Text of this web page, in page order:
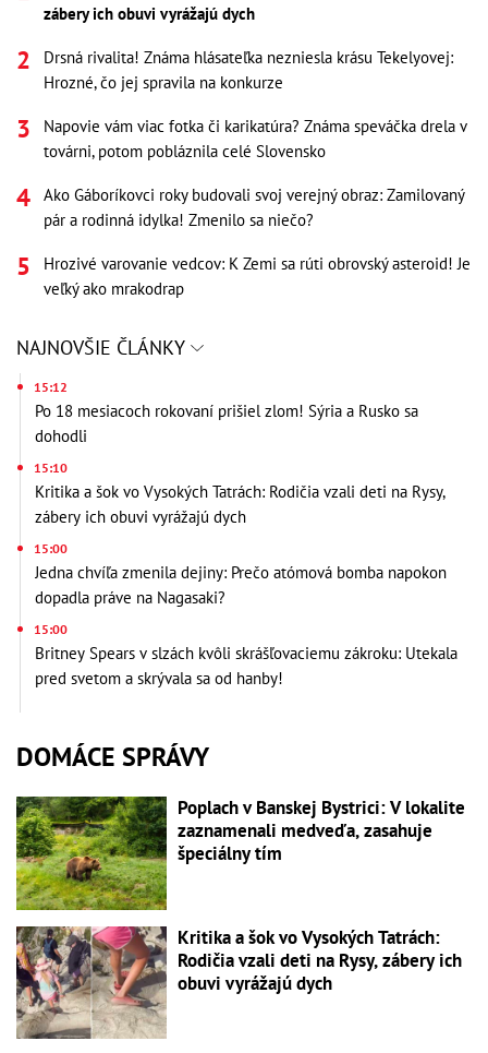
zábery ich obuvi vyrážajú dych
Drsná rivalita! Známa hlásateľka nezniesla krásu Tekelyovej:
Hrozné, čo jej spravila na konkurze
Napovie vám viac fotka či karikatúra? Známa speváčka drela v
továrni, potom pobláznila celé Slovensko
Ako Gáboríkovci roky budovali svoj verejný obraz: Zamilovaný
pár a rodinná idylka! Zmenilo sa niečo?
Hrozivé varovanie vedcov: K Zemi sa rúti obrovský asteroid! Je
veľký ako mrakodrap
NAJNOVŠIE ČLÁNKY
15:12
Po 18 mesiacoch rokovaní prišiel zlom! Sýria a Rusko sa
dohodli
15:10
Kritika a šok vo Vysokých Tatrách: Rodičia vzali deti na Rysy,
zábery ich obuvi vyrážajú dych
15:00
Jedna chvíľa zmenila dejiny: Prečo atómová bomba napokon
dopadla práve na Nagasaki?
15:00
Britney Spears v slzách kvôli skrášľovaciemu zákroku: Utekala
pred svetom a skrývala sa od hanby!
DOMÁCE SPRÁVY
Poplach v Banskej Bystrici: V lokalite
zaznamenali medveďa, zasahuje
špeciálny tím
Kritika a šok vo Vysokých Tatrách:
Rodičia vzali deti na Rysy, zábery ich
obuvi vyrážajú dych